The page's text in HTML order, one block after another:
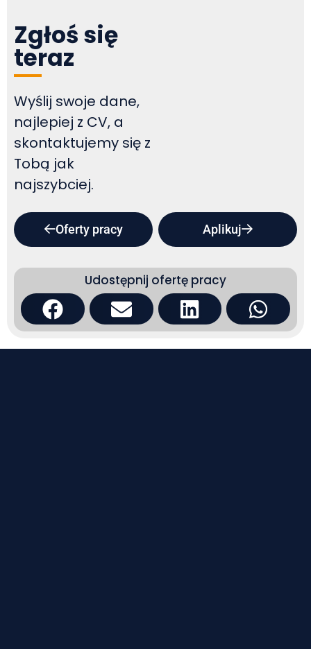
Zgłoś się
teraz
Wyślij swoje dane,
najlepiej z CV, a
skontaktujemy się z
Tobą jak
najszybciej.
Oferty pracy Aplikuj
Udostępnij ofertę pracy